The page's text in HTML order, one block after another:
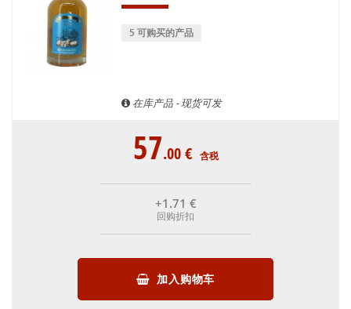
5 可购买的产品
在库产品 - 现货可发
57.00€ 含税
+1 .71 €
回购折扣
加入购物车